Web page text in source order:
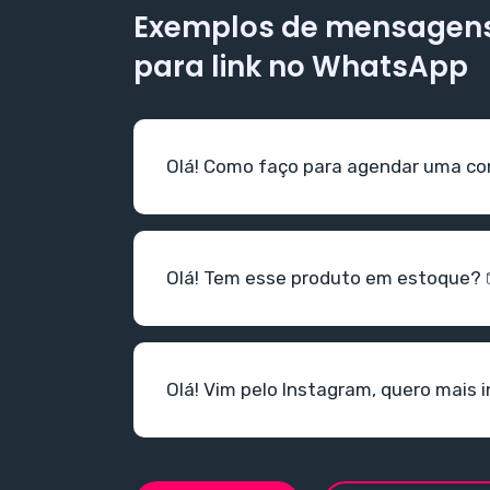
Exemplos de
para link no WhatsApp
Olá! Como faço para agendar uma
Olá! Tem esse produto em estoque?
Olá! Vim pelo Instagram, quero mais